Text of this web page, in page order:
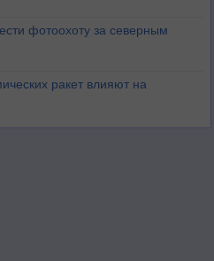
фотоохоту за северным
ракет влияют на